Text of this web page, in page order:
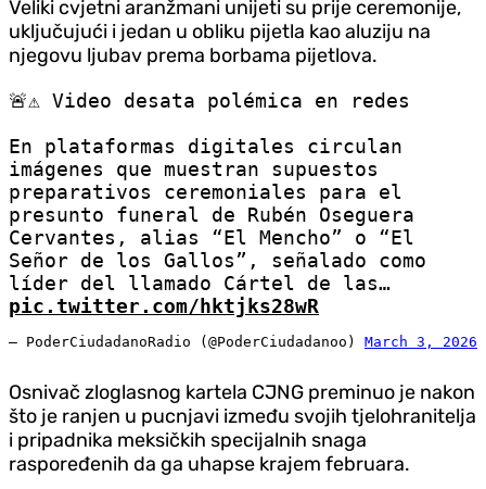
Veliki cvjetni aranžmani unijeti su prije ceremonije,
uključujući i jedan u obliku pijetla kao aluziju na
njegovu ljubav prema borbama pijetlova.
🚨⚠️ Video desata polémica en redes
En plataformas digitales circulan
imágenes que muestran supuestos
preparativos ceremoniales para el
presunto funeral de Rubén Oseguera
Cervantes, alias “El Mencho” o “El
Señor de los Gallos”, señalado como
líder del llamado Cártel de las…
pic.twitter.com/hktjks28wR
— PoderCiudadanoRadio (@PoderCiudadanoo) March 3, 2026
Osnivač zloglasnog kartela CJNG preminuo je nakon
što je ranjen u pucnjavi između svojih tjelohranitelja
i pripadnika meksičkih specijalnih snaga
raspoređenih da ga uhapse krajem februara.